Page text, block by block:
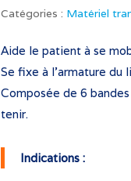
Catégories : Matériel
Aide le patient à se
Se fixe à l’armature du
Composée de 6
tenir.
Indications :